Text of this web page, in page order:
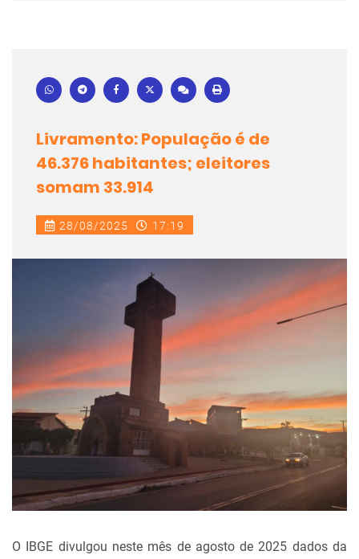
Livramento: População é de
46.376 habitantes; eleitores
somam 33.914
28/08/2025 17:19
O IBGE divulgou neste mês de agosto de 2025 dados da